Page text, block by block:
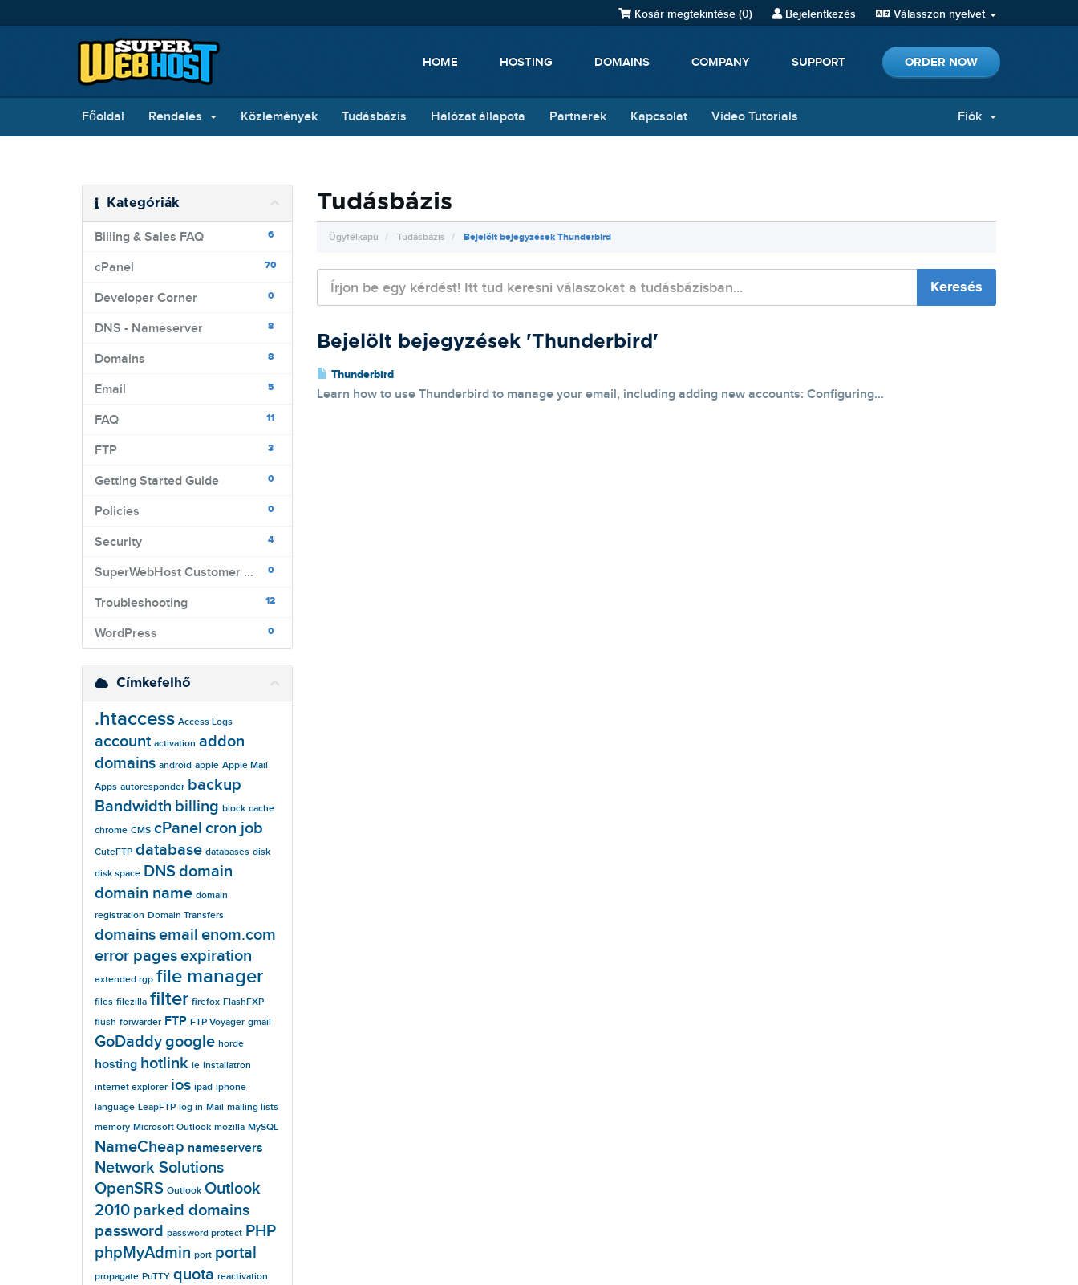
Válasszon nyelvet
Bejelentkezés
Kosár megtekintése (0)
HOME HOSTING DOMAINS COMPANY SUPPORT ORDER NOW
Főoldal Rendelés Közlemények Tudásbázis Hálózat állapota Partnerek Kapcsolat Video Tutorials Fiók
Tudásbázis
Ügyfélkapu Tudásbázis Bejelölt bejegyzések Thunderbird
Kategóriák
6
Billing & Sales FAQ
70
cPanel
0
Developer Corner
8
DNS - Nameserver
8
Domains
5
Email
11
FAQ
3
FTP
0
Getting Started Guide
0
Policies
4
Security
0
SuperWebHost Customer Portal
12
Troubleshooting
0
WordPress
Bejelölt bejegyzések 'Thunderbird'
Thunderbird
Learn how to use Thunderbird to manage your email, including adding new accounts: Configuring...
Címkefelhő
.htaccess Access Logs
account activation addon
domains android apple Apple Mail
Apps autoresponder backup
Bandwidth billing block cache
chrome CMS cPanel cron job
CuteFTP database databases disk
disk space DNSdomain
domain name domain
registration Domain Transfers
domainsemail enom.com
error pagesexpiration
extended rgp file manager
files filezilla filter firefox FlashFXP
flush forwarder FTP FTP Voyager gmail
GoDaddygoogle horde
hosting hotlink ie Installatron
internet explorer ios ipad iphone
language LeapFTP log in Mail mailing lists
memory Microsoft Outlook mozilla MySQL
NameCheap nameservers
Network Solutions
OpenSRS Outlook Outlook
2010 parked domains
password password protect PHP
phpMyAdmin port portal
propagate PuTTY quota reactivation